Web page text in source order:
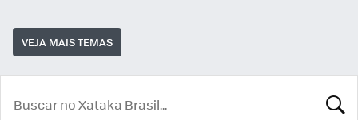
VEJA MAIS TEMAS